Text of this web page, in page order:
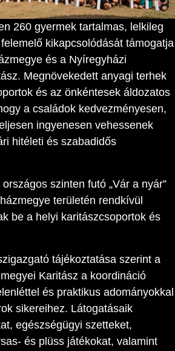
260 gyermek tartalmas, lelkileg
kikapcsolódását támogatja
és a Nyíregyházi
Megnövekedett anyagi terhek
és az önkéntesek áldozatos
a családok kedvezményesen,
ingyenesen vehessenek
hitéleti és szabadidős
szinten futó „Vár a nyár”
területén rendkívül
be a helyi karitászcsoportok és
tájékoztatása szerint a
Karitász a koordináció
és praktikus adományokkal
sikereihez. Látogatásaik
egészségügyi szetteket,
és plüss játékokat, valamint